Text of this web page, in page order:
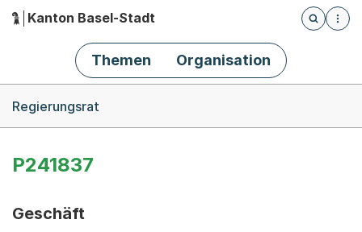
Hauptnavigation
Kanton Basel-Stadt
Öffnet
Themen Organisation
Regierungsrat
P241837
Geschäft